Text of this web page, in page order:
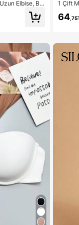
Elbise, Bo
1 Çift
Renk
st
64